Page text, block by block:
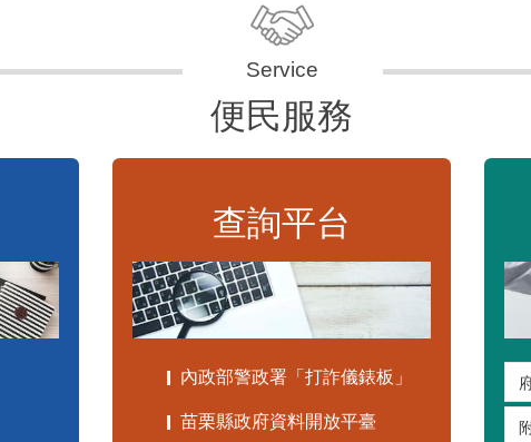
便民服務
查詢平台
內政部警政署「打詐儀錶板」
苗栗縣政府資料開放平臺